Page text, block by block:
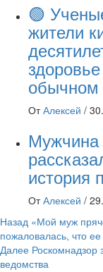
🟢
жители
обычном
От Алексей /
Мужчина
история
От Алексей /
записи
Назад «Мой муж
пожаловалась, что
Далее
ведомства